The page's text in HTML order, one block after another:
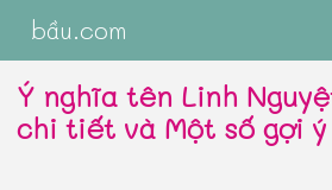
bầu.com
Ý nghĩa tên Linh
chi tiết và Một số gợi